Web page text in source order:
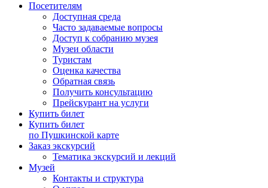
Посетителям
Доступная среда
Часто задаваемые вопросы
Доступ к собранию музея
Музеи области
Туристам
Оценка качества
Обратная связь
Получить консультацию
Прейскурант на услуги
Купить билет
Купить билет
по Пушкинской карте
Заказ экскурсий
Тематика экскурсий и лекций
Музей
Контакты и структура